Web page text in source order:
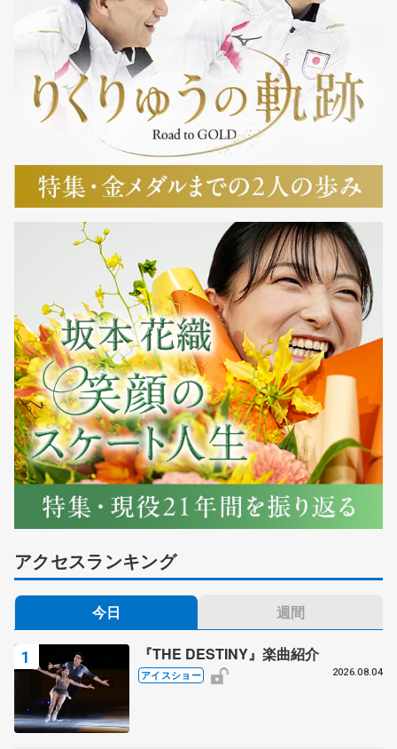
アクセスランキング
今日 週間
『THE DESTINY』楽曲紹介
アイスショー 2026.08.04